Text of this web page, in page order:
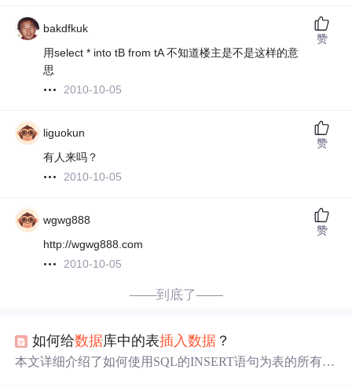
bakdfkuk
用select * into tB from tA 不知道楼主是不是这样的意
思
2010-10-05
赞
liguokun
有人来吗？
2010-10-05
赞
wgwg888
http://wgwg888.com
2010-10-05
赞
——到底了——
如何给数据库中的表插入数据 ？
本文详细介绍了如何使用SQL的INSERT语句为表的所有字